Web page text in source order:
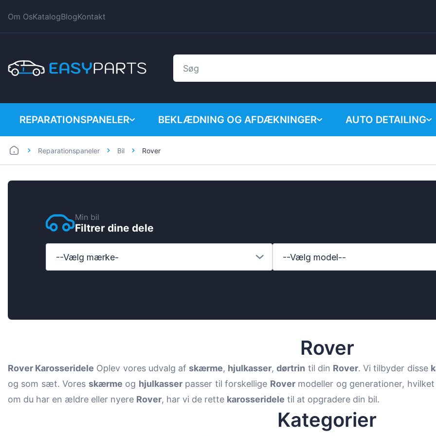
Om OsKatalogBlogKontakt
REPARATIONSPANELER
Bil
BEKLÆDNING OG AFDÆKNINGER
Hyundai
Mazda
Mercedes-Benz
AUTO DETAILING
Reparationspaneler Bil Rover
Min bil
Filtrer dine dele
--Vælg mærke- --Vælg model--
Rover
Rover Karosseridele Oplev vores udvalg afskærme, hjulkasser,dørtrin til din Rover. Vi tilbyder disse
og som sæt. Vores skærme og hjulkasserpasser til forskellige Rovermodeller og generationer,
om du har en ældre eller nyere Rover, har vi de rette karosseridele til at opgradere din bil.
Kategorier